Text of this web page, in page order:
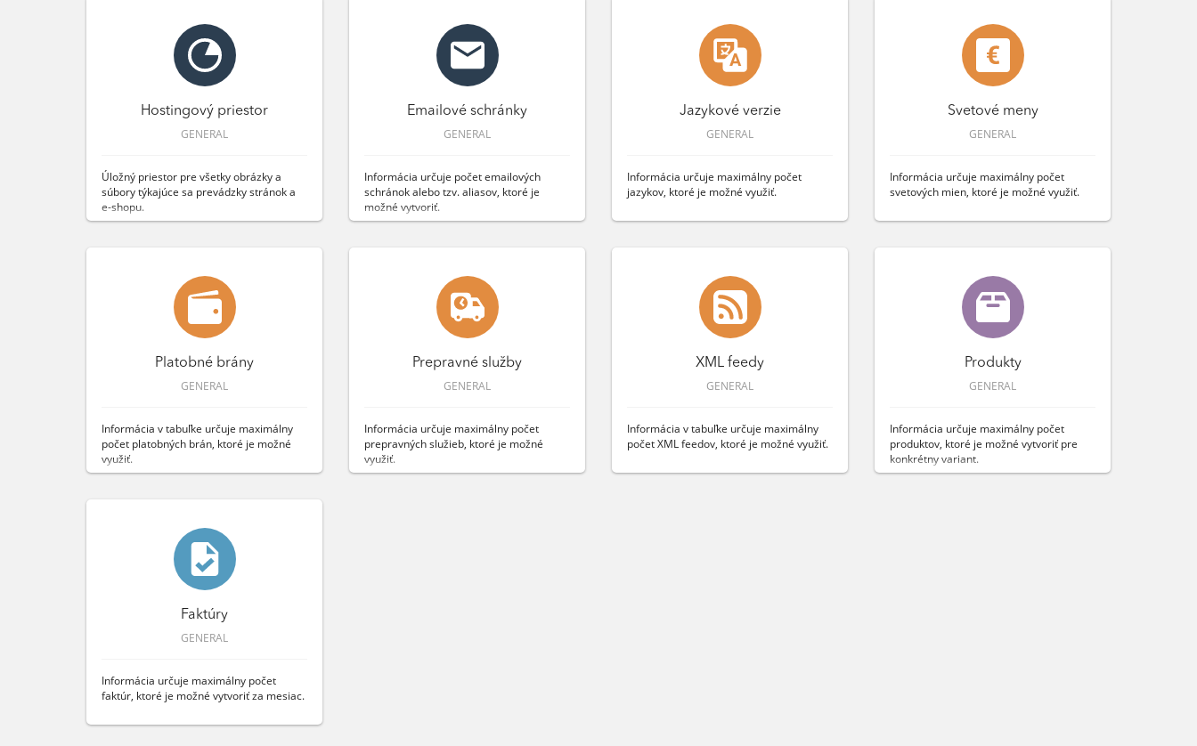
Hostingový priestor
GENERAL
Úložný priestor pre všetky obrázky a
súbory týkajúce sa prevádzky stránok a
e-shopu.
Emailové schránky
GENERAL
Informácia určuje počet emailových
schránok alebo tzv. aliasov, ktoré je
možné vytvoriť.
Jazykové verzie
GENERAL
Informácia určuje maximálny počet
jazykov, ktoré je možné využiť.
Svetové meny
GENERAL
Informácia určuje maximálny počet
svetových mien, ktoré je možné využiť.
Platobné brány
GENERAL
Informácia v tabuľke určuje maximálny
počet platobných brán, ktoré je možné
využiť.
Prepravné služby
GENERAL
Informácia určuje maximálny počet
prepravných služieb, ktoré je možné
využiť.
XML feedy
GENERAL
Informácia v tabuľke určuje maximálny
počet XML feedov, ktoré je možné využiť.
Produkty
GENERAL
Informácia určuje maximálny počet
produktov, ktoré je možné vytvoriť pre
konkrétny variant.
Faktúry
GENERAL
Informácia určuje maximálny počet
faktúr, ktoré je možné vytvoriť za mesiac.